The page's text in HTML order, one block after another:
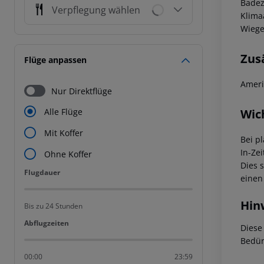
Verpflegung wählen
Flüge anpassen
Nur Direktflüge
Alle Flüge
Mit Koffer
Ohne Koffer
Flugdauer
Flugdauer
Bis zu 24 Stunden
Abflugzeiten
Abflugzeiten
00:00 23:59
Bei
In-
Dies